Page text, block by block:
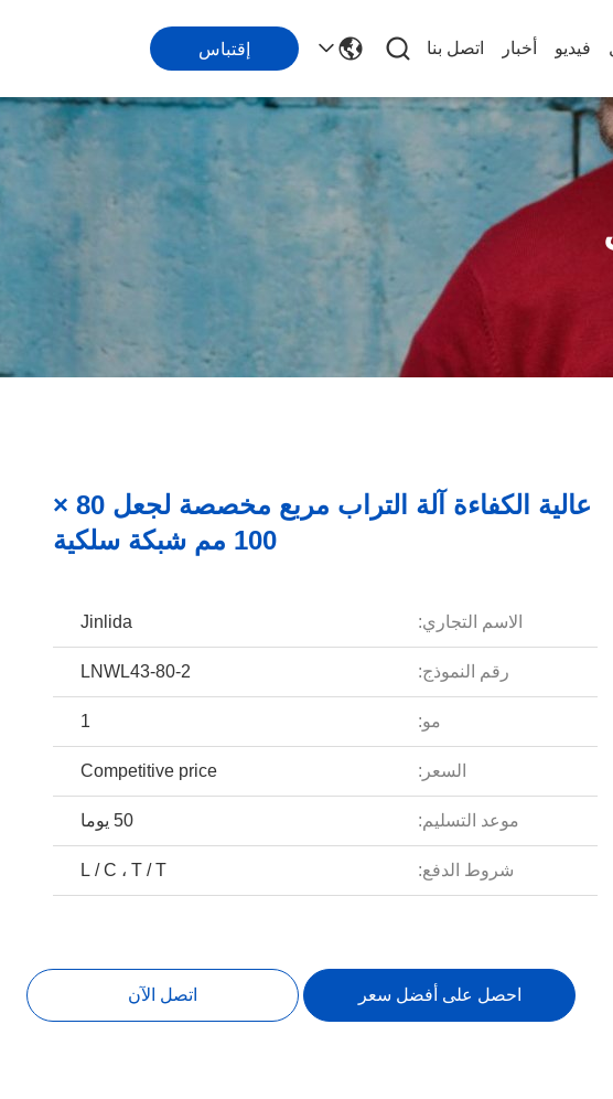
فيديو أخبار اتصل بنا إقتباس
عالية الكفاءة آلة التراب مربع مخصصة لجعل 80 ×
100 مم شبكة سلكية
الاسم التجاري: Jinlida
رقم النموذج: LNWL43-80-2
مو: 1
السعر: Competitive price
موعد التسليم: 50 يوما
شروط الدفع: L / C ، T / T
احصل على أفضل سعر اتصل الآن